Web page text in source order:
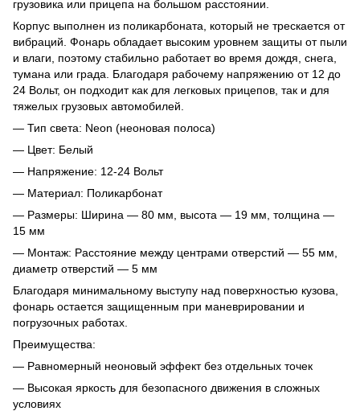
грузовика или прицепа на большом расстоянии.
Корпус выполнен из поликарбоната, который не трескается от
вибраций. Фонарь обладает высоким уровнем защиты от пыли
и влаги, поэтому стабильно работает во время дождя, снега,
тумана или града. Благодаря рабочему напряжению от 12 до
24 Вольт, он подходит как для легковых прицепов, так и для
тяжелых грузовых автомобилей.
— Тип света: Neon (неоновая полоса)
— Цвет: Белый
— Напряжение: 12-24 Вольт
— Материал: Поликарбонат
— Размеры: Ширина — 80 мм, высота — 19 мм, толщина —
15 мм
— Монтаж: Расстояние между центрами отверстий — 55 мм,
диаметр отверстий — 5 мм
Благодаря минимальному выступу над поверхностью кузова,
фонарь остается защищенным при маневрировании и
погрузочных работах.
Преимущества:
— Равномерный неоновый эффект без отдельных точек
— Высокая яркость для безопасного движения в сложных
условиях